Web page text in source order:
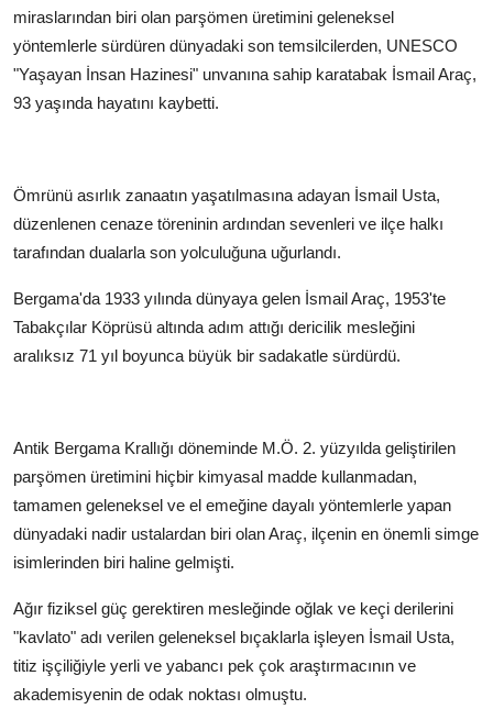
miraslarından biri olan parşömen üretimini geleneksel
yöntemlerle sürdüren dünyadaki son temsilcilerden, UNESCO
"Yaşayan İnsan Hazinesi" unvanına sahip karatabak İsmail Araç,
93 yaşında hayatını kaybetti.
Ömrünü asırlık zanaatın yaşatılmasına adayan İsmail Usta,
düzenlenen cenaze töreninin ardından sevenleri ve ilçe halkı
tarafından dualarla son yolculuğuna uğurlandı.
Bergama'da 1933 yılında dünyaya gelen İsmail Araç, 1953'te
Tabakçılar Köprüsü altında adım attığı dericilik mesleğini
aralıksız 71 yıl boyunca büyük bir sadakatle sürdürdü.
Antik Bergama Krallığı döneminde M.Ö. 2. yüzyılda geliştirilen
parşömen üretimini hiçbir kimyasal madde kullanmadan,
tamamen geleneksel ve el emeğine dayalı yöntemlerle yapan
dünyadaki nadir ustalardan biri olan Araç, ilçenin en önemli simge
isimlerinden biri haline gelmişti.
Ağır fiziksel güç gerektiren mesleğinde oğlak ve keçi derilerini
"kavlato" adı verilen geleneksel bıçaklarla işleyen İsmail Usta,
titiz işçiliğiyle yerli ve yabancı pek çok araştırmacının ve
akademisyenin de odak noktası olmuştu.